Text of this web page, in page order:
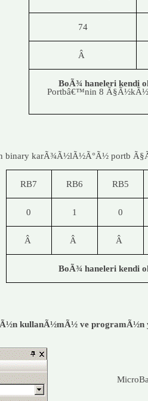
74
Â
BoÃ¾ haneleri kendi
Portbâ€™nin 8
binary karÃ¾Ã½lÃ½Ã°Ã½ portb
RB7 RB6 RB5
0 1 0
Â Â Â
BoÃ¾ haneleri kendi
kullanÃ½mÃ½ ve